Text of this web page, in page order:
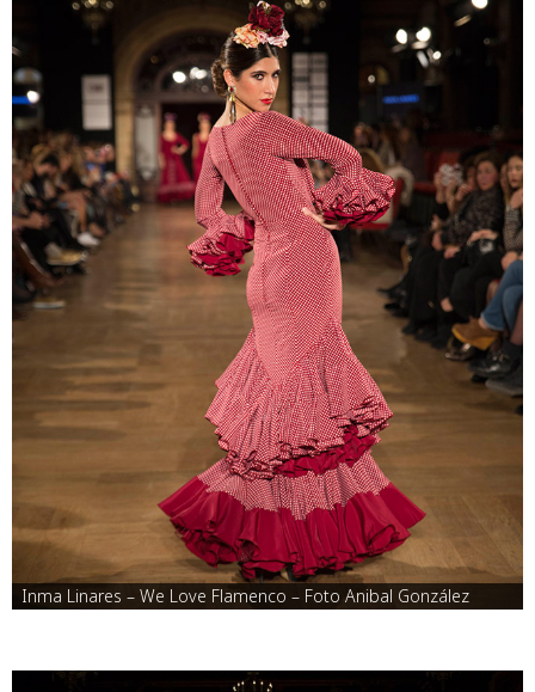
Inma Linares – We Love Flamenco – Foto Anibal González